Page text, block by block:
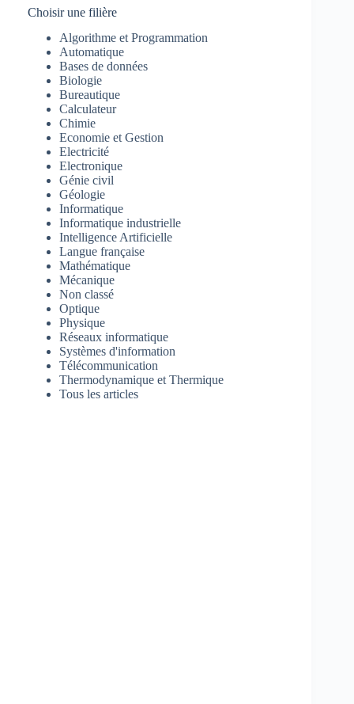
Choisir une filière
Algorithme et Programmation
Automatique
Bases de données
Biologie
Bureautique
Calculateur
Chimie
Economie et Gestion
Electricité
Electronique
Génie civil
Géologie
Informatique
Informatique industrielle
Intelligence Artificielle
Langue française
Mathématique
Mécanique
Non classé
Optique
Physique
Réseaux informatique
Systèmes d'information
Télécommunication
Thermodynamique et Thermique
Tous les articles